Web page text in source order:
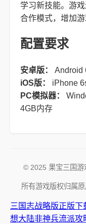
学习新技能。游
合作模式，增加游
配置要求
安卓版：
Android
iOS版：
iPhone
PC模拟器：
4GB内存
© 2025 果宝三国游
所有游戏版权归属
三国志战略版正版下
想大陆非神兵流派攻